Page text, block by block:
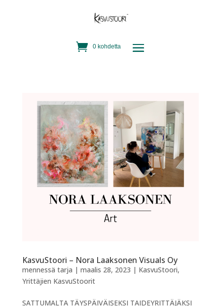
0 kohdetta
KasvuStoori – Nora Laaksonen Visuals Oy
mennessä tarja | maalis 28, 2023 | KasvuStoori,
Yrittäjien KasvuStoorit
SATTUMALTA TÄYSPÄIVÄISEKSI TAIDEYRITTÄJÄKSI